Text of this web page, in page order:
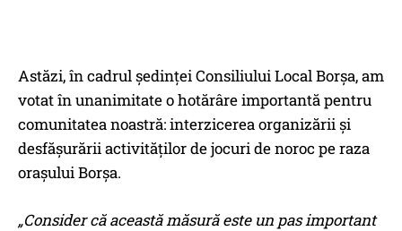
Astăzi, în cadrul ședinței Consiliului Local Borșa, am
votat în unanimitate o hotărâre importantă pentru
comunitatea noastră: interzicerea organizării și
desfășurării activităților de jocuri de noroc pe raza
orașului Borșa.
„Consider că această măsură este un pas important